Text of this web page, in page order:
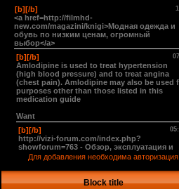
Для добавления необходима авторизация
Block title